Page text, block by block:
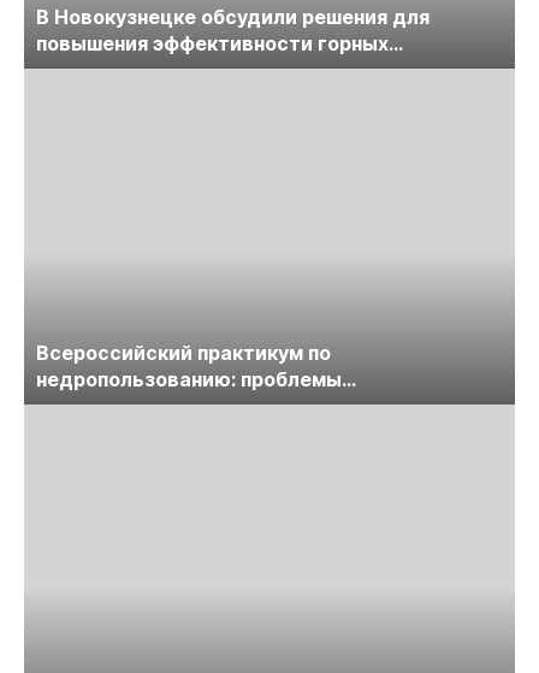
В Новокузнецке обсудили решения для
повышения эффективности горных
предприятий
Всероссийский практикум по
недропользованию: проблемы
лицензирования, цифровизации, экспертизы